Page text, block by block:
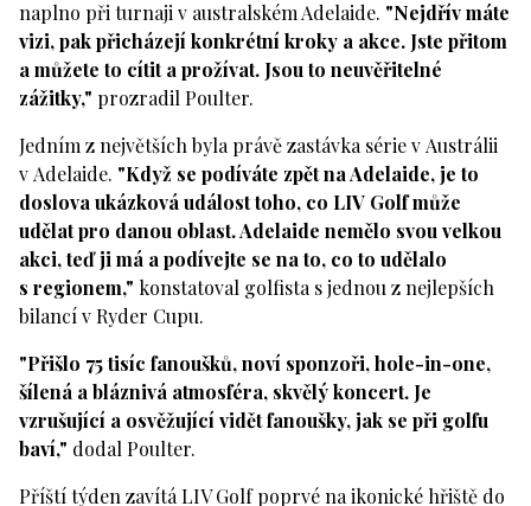
naplno při turnaji v australském Adelaide. "Nejdřív máte
vizi, pak přicházejí konkrétní kroky a akce. Jste přitom
a můžete to cítit a prožívat. Jsou to neuvěřitelné
zážitky," prozradil Poulter.
Jedním z největších byla právě zastávka série v Austrálii
v Adelaide. "Když se podíváte zpět na Adelaide, je to
doslova ukázková událost toho, co LIV Golf může
udělat pro danou oblast. Adelaide nemělo svou velkou
akci, teď ji má a podívejte se na to, co to udělalo
s regionem," konstatoval golfista s jednou z nejlepších
bilancí v Ryder Cupu.
"Přišlo 75 tisíc fanoušků, noví sponzoři, hole-in-one,
šílená a bláznivá atmosféra, skvělý koncert. Je
vzrušující a osvěžující vidět fanoušky, jak se při golfu
baví," dodal Poulter.
Příští týden zavítá LIV Golf poprvé na ikonické hřiště do